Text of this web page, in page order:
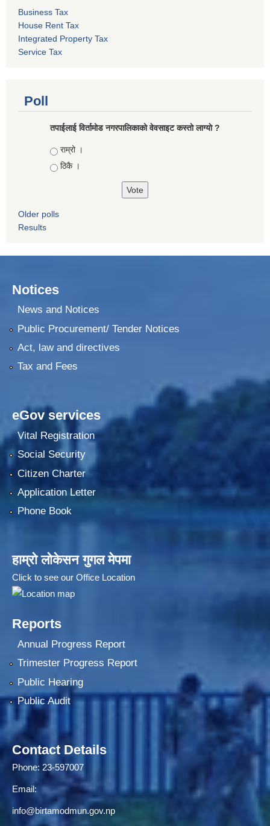
Business Tax
House Rent Tax
Integrated Property Tax
Service Tax
Poll
तपाईलाई विर्तामोड नगरपालिकाको वेवसाइट कस्ताे लाग्याे ?
Choices
राम्रो ।
ठिकै ।
Older polls
Results
Notices
News and Notices
Public Procurement/ Tender Notices
Act, law and directives
Tax and Fees
eGov services
Vital Registration
Social Security
Citizen Charter
Application Letter
Phone Book
हाम्रो लोकेसन गुगल मेपमा
Click to see our Office Location
Reports
Annual Progress Report
Trimester Progress Report
Public Hearing
Public Audit
Contact Details
Phone: 23-597007
Email:
info@birtamodmun.gov.np